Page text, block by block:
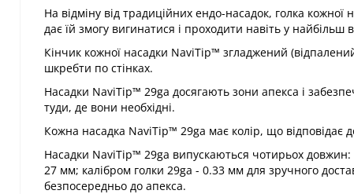
На відміну від традиційних ендо-насадок, голка
дає їй змогу вигинатися і проходити навіть у найбільш
Кінчик кожної насадки NaviTip™ згладжений
шкребти по стінках.
Насадки NaviTip™ 29ga досягають зони апекса і
туди, де вони необхідні.
Кожна насадка NaviTip™ 29ga має колір, що
Насадки NaviTip™ 29ga випускаються чотирьох довжин:
27 мм; калібром голки 29ga - 0.33 мм для зручного
безпосередньо до апекса.